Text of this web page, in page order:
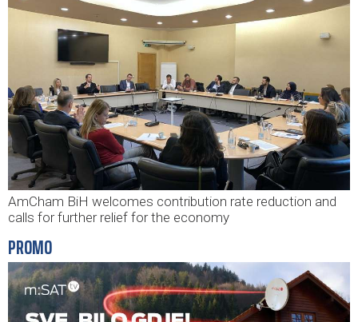
AmCham BiH welcomes contribution rate reduction and
calls for further relief for the economy
PROMO